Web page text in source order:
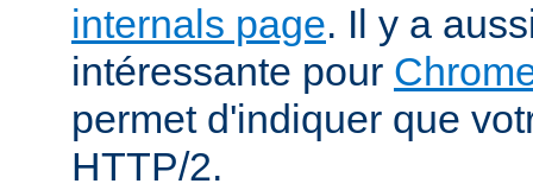
internals page. Il y a
intéressante pour
permet d'indiquer que
HTTP/2.